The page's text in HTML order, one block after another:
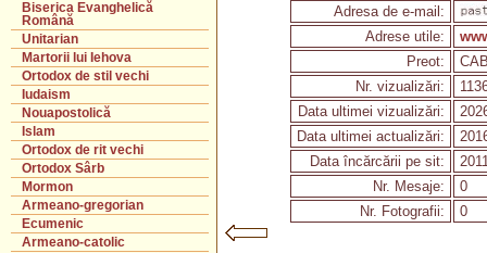
Biserica Evanghelică
Română
Unitarian
Martorii lui Iehova
Ortodox de stil vechi
Iudaism
Nouapostolică
Islam
Ortodox de rit vechi
Ortodox Sârb
Mormon
Armeano-gregorian
Ecumenic
Armeano-catolic
Adresa de e-mail:
Adrese utile:
Preot:
Nr. vizualizări:
Data ultimei vizualizări:
Data ultimei actualizări:
Data încărcării pe sit:
Nr. Mesaje:
0
Nr. Fotografii:
0